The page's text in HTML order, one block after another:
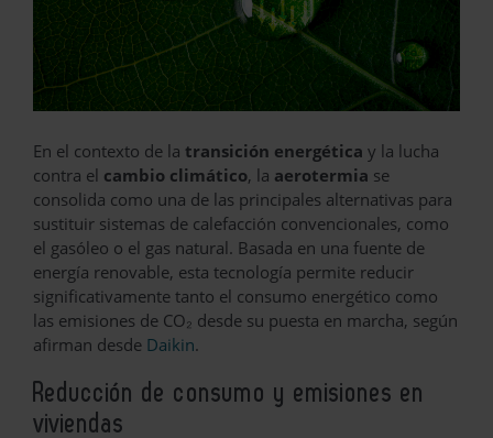
En el contexto de la transición energética y la lucha
contra el cambio climático, la aerotermia se
consolida como una de las principales alternativas para
sustituir sistemas de calefacción convencionales, como
el gasóleo o el gas natural. Basada en una fuente de
energía renovable, esta tecnología permite reducir
significativamente tanto el consumo energético como
las emisiones de CO₂ desde su puesta en marcha, según
afirman desde Daikin.
Reducción de consumo y emisiones en
viviendas